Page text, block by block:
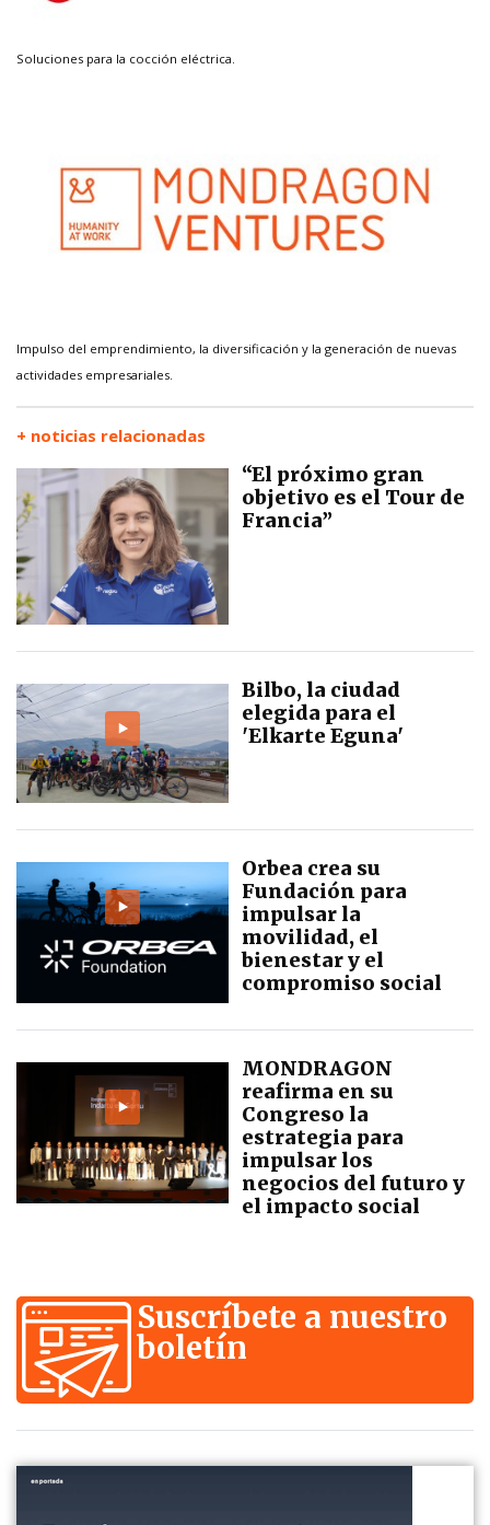
Soluciones para la cocción eléctrica.
Impulso del emprendimiento, la diversificación y la generación de nuevas
actividades empresariales.
+ noticias relacionadas
“El próximo gran
objetivo es el Tour de
Francia”
Bilbo, la ciudad
elegida para el
'Elkarte Eguna'
Orbea crea su
Fundación para
impulsar la
movilidad, el
bienestar y el
compromiso social
MONDRAGON
reafirma en su
Congreso la
estrategia para
impulsar los
negocios del futuro y
el impacto social
Suscríbete a nuestro
boletín